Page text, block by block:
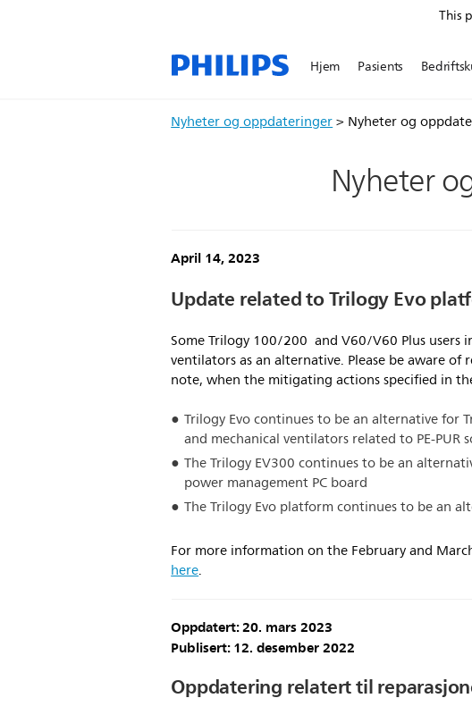
This
Hjem Pasients
Nyheter og oppdateringer> Nyheter og
Nyheter
April 14, 2023
Update related to Trilogy Evo
Some Trilogy 100/200 and V60/V60 Plus users
ventilators as an alternative. Please be aware
note, when the mitigating actions specified in
Trilogy Evo continues to be an alternative for
and mechanical ventilators related to PE-PUR
The Trilogy EV300 continues to be an
power management PC board
The Trilogy Evo platform continues to be an
For more information on the February and
here.
Oppdatert: 20. mars 2023
Publisert: 12. desember 2022
Oppdatering relatert til